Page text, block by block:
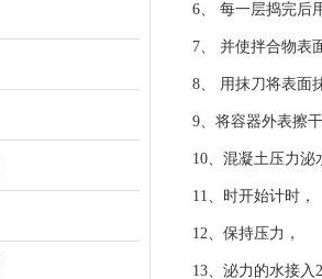
6、 每一层捣完后
7、 并使拌合物表
8、 用抹刀将表面
9、将容器外表擦
10、混凝土压力
11、时开始计时，
12、保持压力，
13、泌力的水接入